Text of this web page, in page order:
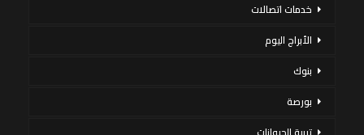
خدمات اتصالات
الأبراج اليوم
بنوك
بورصة